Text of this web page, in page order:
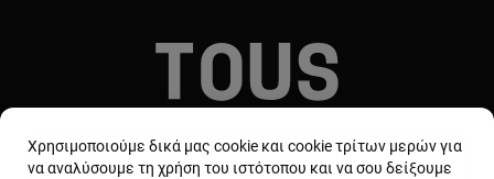
Χρησιμοποιούμε δικά μας cookie και cookie τρίτων μερών για
να αναλύσουμε τη χρήση του ιστότοπου και να σου δείξουμε